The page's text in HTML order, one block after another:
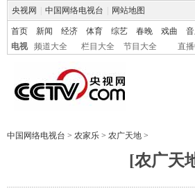
央视网 中国网络电视台 网站地图
首页 新闻 经济 体育 综艺 春晚 戏曲
电视
频道大全 栏目大全 节目大全 直
中国网络电视台 > 农家乐 > 农广天地 >
[农广天